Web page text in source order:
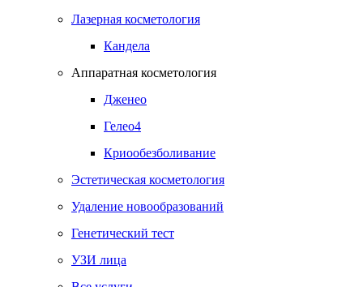
Лазерная косметология
Кандела
Аппаратная косметология
Дженео
Гелео4
Криообезболивание
Эстетическая косметология
Удаление новообразований
Генетический тест
УЗИ лица